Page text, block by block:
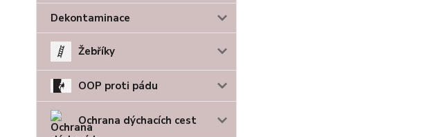
Dekontaminace
Žebříky
OOP proti pádu
Ochrana dýchacích cest